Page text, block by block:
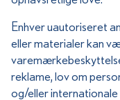
Enhver uautoriseret
eller materialer kan
reklame, lov om
og/eller